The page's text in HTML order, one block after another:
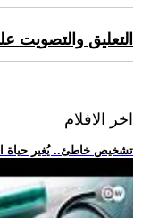
التعليق والتصويت
اخر الافلام
.. تشخيص خاطئ.. يُغير حياة